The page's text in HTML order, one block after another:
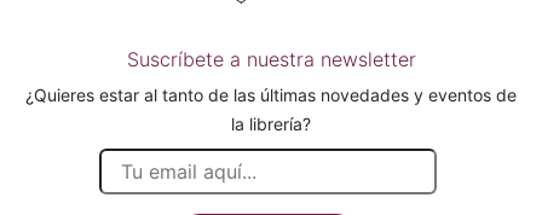
Suscríbete a nuestra newsletter
¿Quieres estar al tanto de las últimas novedades y eventos de
la librería?